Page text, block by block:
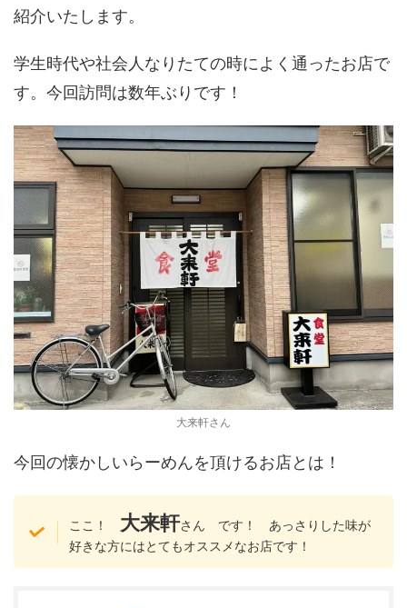
紹介いたします。
学生時代や社会人なりたての時によく通ったお店で
す。今回訪問は数年ぶりです！
大来軒さん
今回の懐かしいらーめんを頂けるお店とは！
ここ！ 大来軒さん です！ あっさりした味が
好きな方にはとてもオススメなお店です！